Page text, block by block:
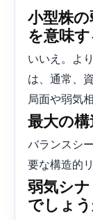
小型株
を意味
いいえ。よ
は、通常、
局面や弱気
最大の
バランスシ
要な構造的
弱気シ
でしょう